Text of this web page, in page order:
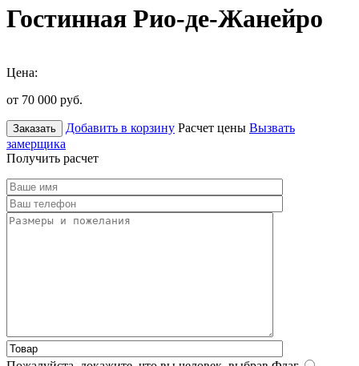
Гостинная Рио-де-Жанейро
Цена:
от 70 000 руб.
Заказать Добавить в корзину Расчет цены Вызвать
замерщика
Получить расчет